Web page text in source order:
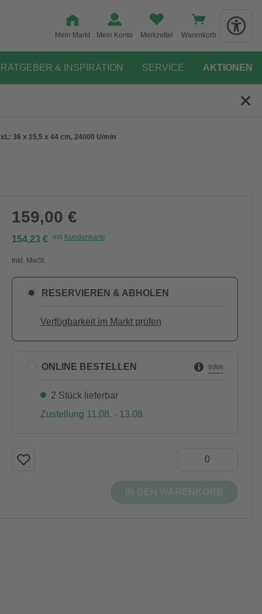
Mein Markt Mein Konto Merkzettel Warenkorb
RATGEBER & INSPIRATION SERVICE AKTIONEN
36 x 15,5 x 44 cm, 24000 U/min
159,00 €
154,23 € mit Kundenkarte
Inkl. MwSt.
RESERVIEREN & ABHOLEN
Verfügbarkeit im Markt prüfen
ONLINE BESTELLEN Infos
2 Stück lieferbar
Zustellung 11.08. - 13.08.